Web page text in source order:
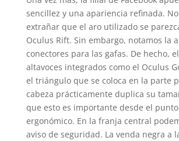
sencillez y una apariencia refinada.
extrañar que el aro utilizado se
Oculus Rift. Sin embargo, notamos la
conectores para las gafas. De hecho,
altavoces integrados como el Oculus
el triángulo que se coloca en la parte
cabeza prácticamente duplica su
que esto es importante desde el
ergonómico. En la franja central
aviso de seguridad. La venda negra a